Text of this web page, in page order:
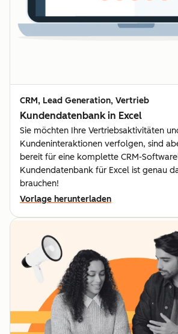
CRM, Lead Generation, Vertrieb
Kundendatenbank in Excel
Sie möchten Ihre Vertriebsaktivitäten
Kundeninteraktionen verfolgen, sind
bereit für eine komplette CRM-
Kundendatenbank für Excel ist genau
brauchen!
Vorlage herunterladen